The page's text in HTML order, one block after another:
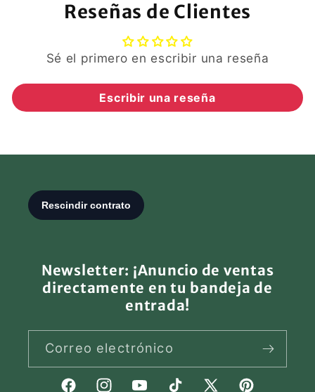
Reseñas de Clientes
Sé el primero en escribir una reseña
Escribir una reseña
Newsletter: ¡Anuncio de ventas
directamente en tu bandeja de
entrada!
Correo electrónico